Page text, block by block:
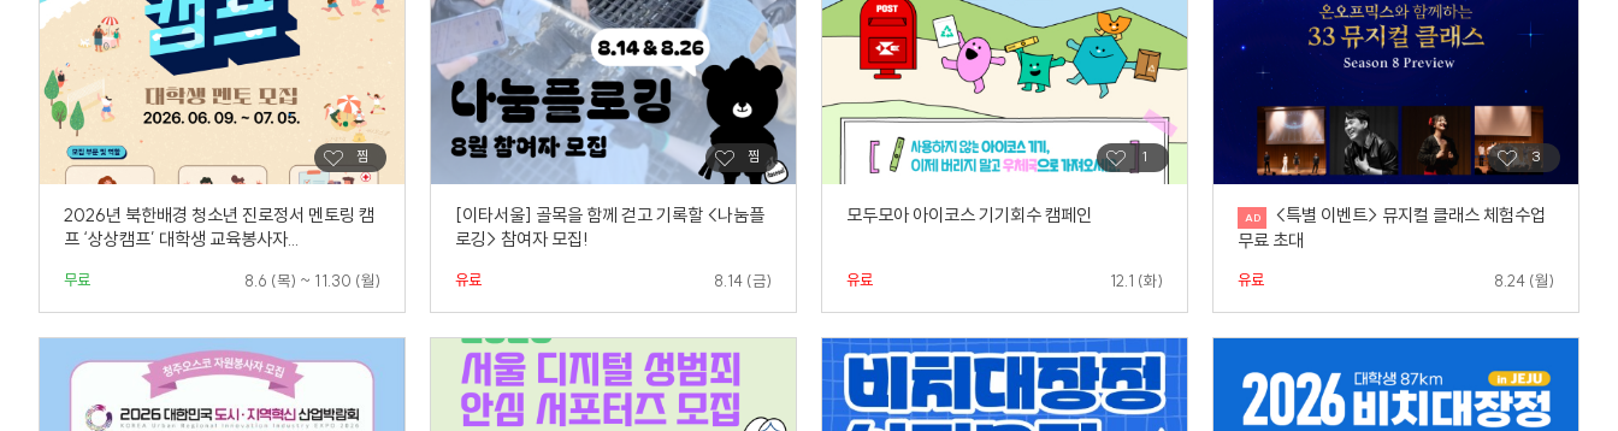
2026년 북한배경 청소년 진로정서 멘토링 캠
프 ‘상상캠프’ 대학생 교육봉사자...
무료 8.6 (목) ~ 11.30 (월)
[이타서울] 골목을 함께 걷고 기록할 <나눔플
로깅> 참여자 모집!
유료 8.14 (금)
모두모아 아이코스 기기회수 캠페인
유료 12.1 (화)
<특별 이벤트> 뮤지컬 클래스 체험수업
무료 초대
유료 8.24 (월)